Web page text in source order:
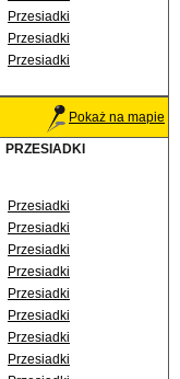
Przesiadki
Przesiadki
Przesiadki
Pokaż na mapie
PRZESIADKI
Przesiadki
Przesiadki
Przesiadki
Przesiadki
Przesiadki
Przesiadki
Przesiadki
Przesiadki